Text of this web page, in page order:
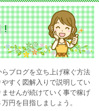
ブログを立ち上げ稼ぐ方法
すく図解入りで説明してい
せんが続けていく事で稼げ
円を目指しましょう。